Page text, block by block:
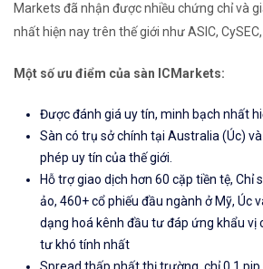
Markets đã nhận được nhiều chứng chỉ và
nhất hiện nay trên thế giới như ASIC, CySEC,
Một số ưu điểm của sàn ICMarkets:
Được đánh giá uy tín, minh bạch nhất
Sàn có trụ sở chính tại Australia (Úc)
phép uy tín của thế giới.
Hỗ trợ giao dịch hơn 60 cặp tiền tệ, Chỉ
ảo, 460+ cổ phiếu đầu ngành ở Mỹ, Úc
dạng hoá kênh đầu tư đáp ứng khẩu vị
tư khó tính nhất